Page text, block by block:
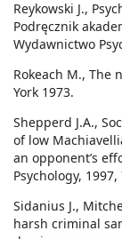
Reykowski J.,
Podręcznik
Wydawnictwo
Rokeach M., The
York 1973.
Shepperd J.A.,
of low
an opponent’s
Psychology, 1997,
Sidanius J.,
harsh criminal